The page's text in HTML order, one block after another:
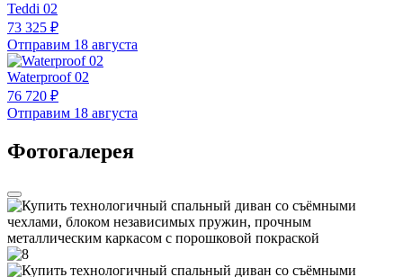
Teddi 02
73 325 ₽
Отправим 18 августа
Waterproof 02
76 720 ₽
Отправим 18 августа
Фотогалерея